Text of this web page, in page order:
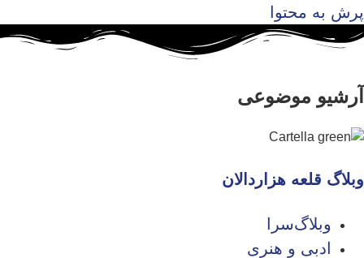
پرش به محتوا
آرشیو موضوعی
وبلاگ قلعه هزاردالان
وبلاگ‌سرا
ادبی و هنری